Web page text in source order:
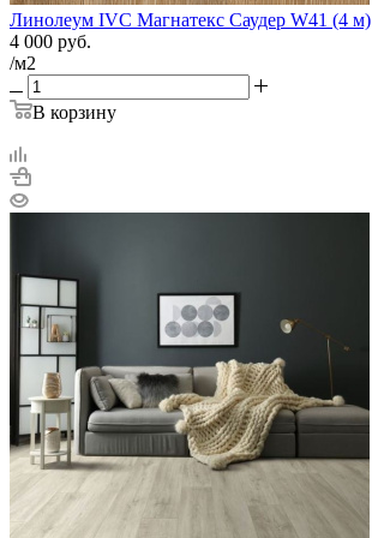
Линолеум IVC Магнатекс Саудер W41 (4 м)
4 000 руб.
/м2
В корзину